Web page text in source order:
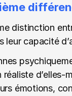
distinction
leur capacité
d’elles-
émotions,